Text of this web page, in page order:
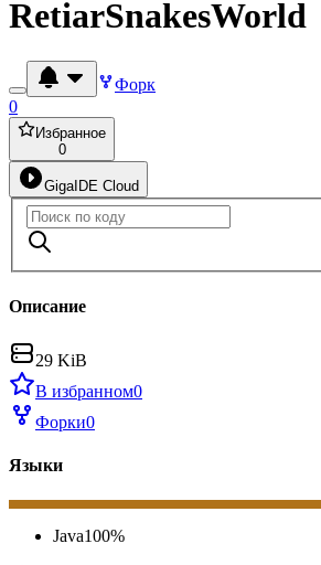
RetiarSnakesWorld
Форк
0
Избранное
0
GigaIDE Cloud
Описание
29 KiB
В избранном0
Форки0
Языки
Java100%